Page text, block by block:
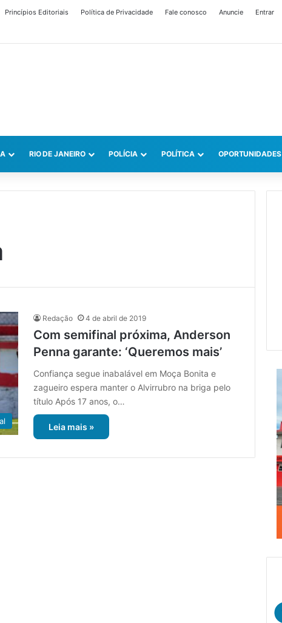
Princípios Editoriais Política de Privacidade Fale conosco Anuncie Entrar
RIO DE JANEIRO POLÍCIA POLÍTICA OPORTUNIDADES
Redação 4 de abril de 2019
Com semifinal próxima, Anderson
Penna garante: ‘Queremos mais’
Confiança segue inabalável em Moça Bonita e
zagueiro espera manter o Alvirrubro na briga pelo
título Após 17 anos, o…
Leia mais »